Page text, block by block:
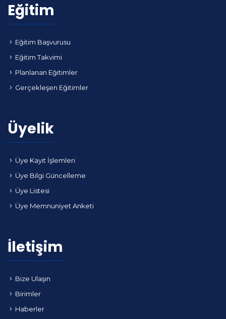
Eğitim
Eğitim Başvurusu
Eğitim Takvimi
Planlanan Eğitimler
Gerçekleşen Eğitimler
Üyelik
Üye Kayıt İşlemleri
Üye Bilgi Güncelleme
Üye Listesi
Üye Memnuniyet Anketi
İletişim
Bize Ulaşın
Birimler
Haberler